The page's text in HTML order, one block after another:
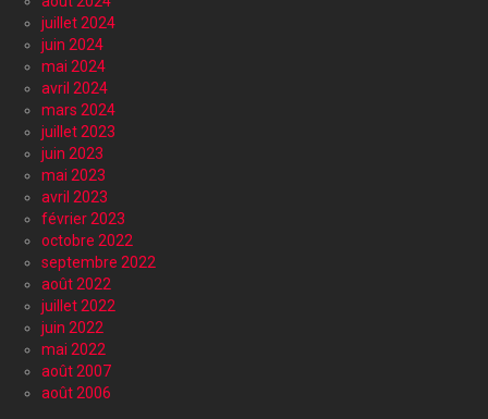
juillet 2024
juin 2024
mai 2024
avril 2024
mars 2024
juillet 2023
juin 2023
mai 2023
avril 2023
février 2023
octobre 2022
septembre 2022
août 2022
juillet 2022
juin 2022
mai 2022
août 2007
août 2006